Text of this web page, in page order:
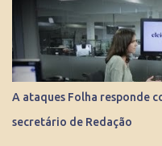
mensais dos miseráveis que
direito aos R$ 998 se, e
conserto do rombo da
pago aos miseráveis que
devolver o Brasil a Portugal.
Guedes produziu um projeto
forma competente. Na
A ataques Folha responde
secretário de Redação